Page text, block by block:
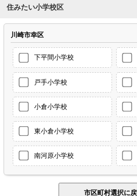
住みたい小学校区
川崎市幸区
下平間小学校
戸手小学校
小倉小学校
東小倉小学校
南河原小学校